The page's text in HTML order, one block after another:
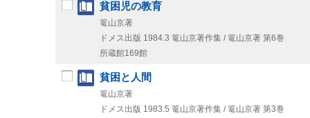
貧困児の教育
篭山京著
ドメス出版 1984.3 篭山京著作集 / 篭山京著 第6巻
所蔵館169館
貧困と人間
篭山京著
ドメス出版 1983.5 篭山京著作集 / 篭山京著 第3巻